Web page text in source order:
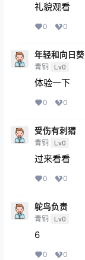
礼貌观看
0 0
年轻和向日葵
青铜 Lv0
体验一下
0 0
受伤有刺猬
青铜 Lv0
过来看看
0 0
鸵鸟负责
青铜 Lv0
6
0 0